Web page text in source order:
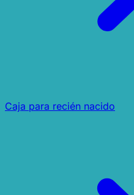
Caja para recién nacido